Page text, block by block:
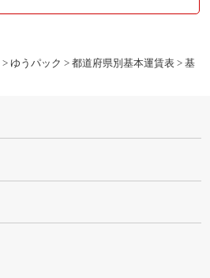
> ゆうパック > 都道府県別基本運賃表> 基